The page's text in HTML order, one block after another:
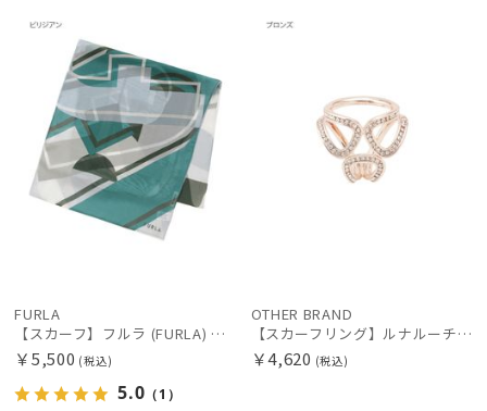
FURLA
【スカーフ】フルラ (FURLA) シルクシフォン アーチロゴ 35*150
￥5,500 (税込)
5.0 （1）
OTHER BRAND
【スカーフリング】ルナルーチェ (Luna Luce) ガラスパヴェ 3Ring お手持ちのスカーフを通すだけ ギフト
￥4,620 (税込)